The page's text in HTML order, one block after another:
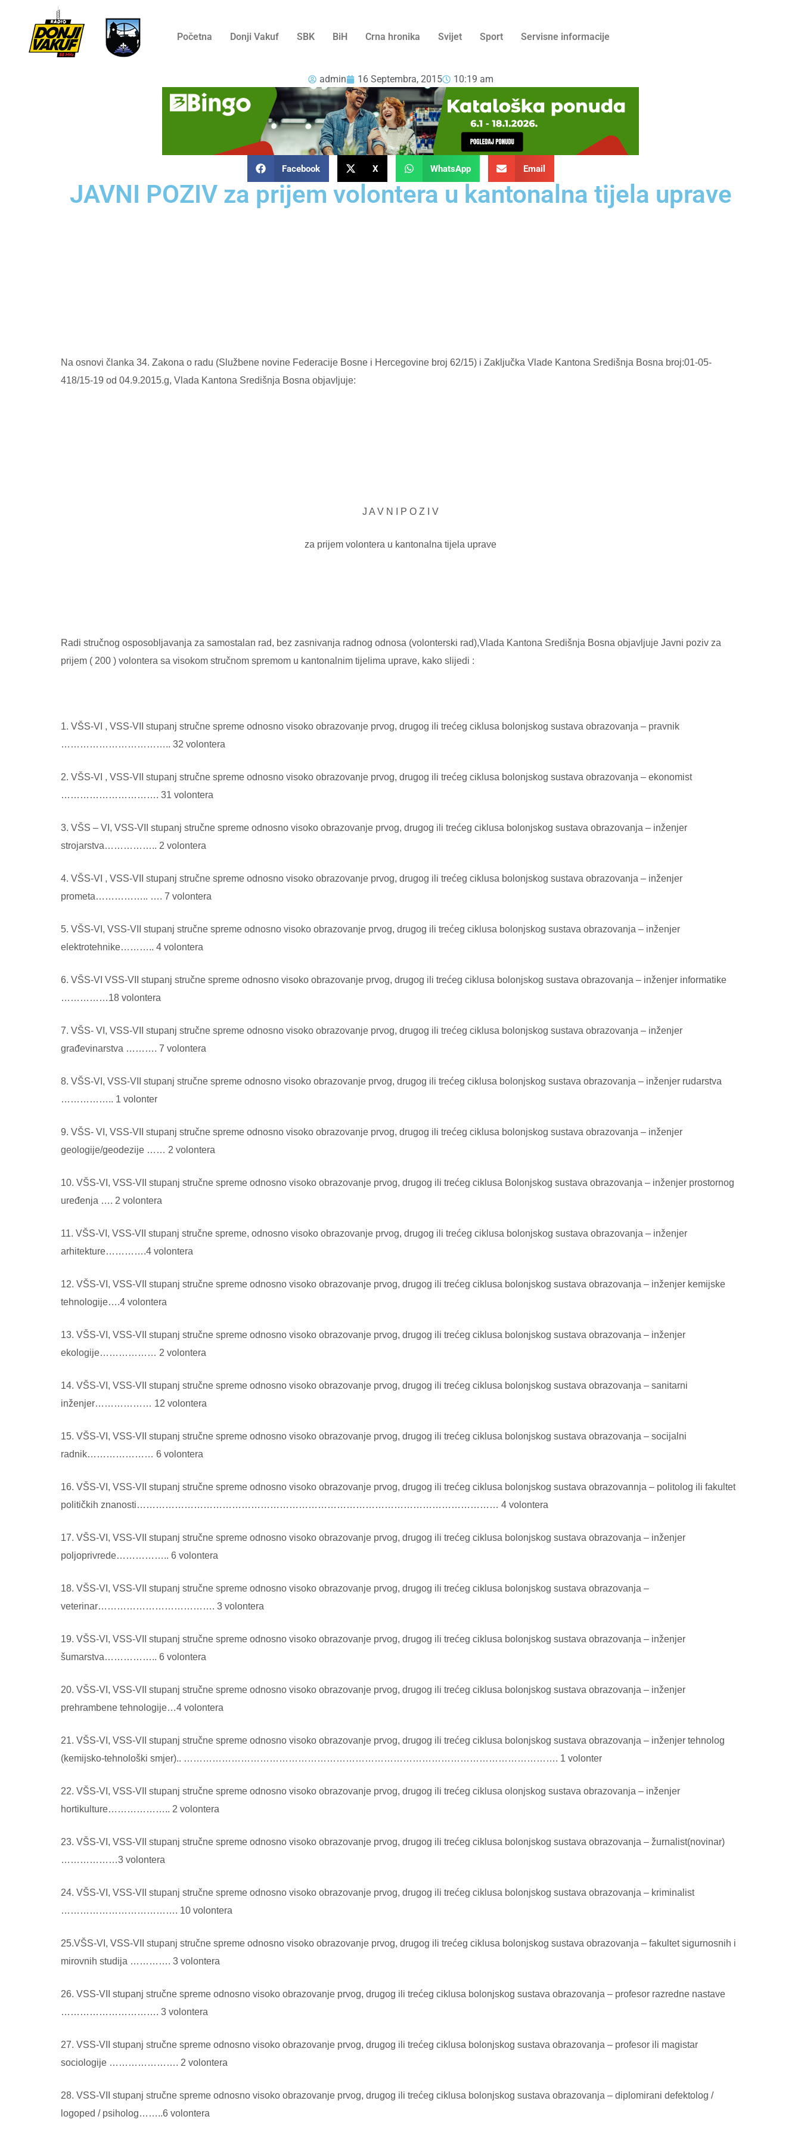
Početna Donji Vakuf SBK BiH Crna hronika Svijet Sport Servisne informacije
admin 16 Septembra, 2015 10:19 am
Facebook X WhatsApp Email
JAVNI POZIV za prijem volontera u kantonalna tijela uprave
Na osnovi članka 34. Zakona o radu (Službene novine Federacije Bosne i Hercegovine broj 62/15) i Zaključka Vlade Kantona Središnja Bosna broj:01-05-
418/15-19 od 04.9.2015.g, Vlada Kantona Središnja Bosna objavljuje:
J A V N I P O Z I V
za prijem volontera u kantonalna tijela uprave
Radi stručnog osposobljavanja za samostalan rad, bez zasnivanja radnog odnosa (volonterski rad),Vlada Kantona Središnja Bosna objavljuje Javni poziv za
prijem ( 200 ) volontera sa visokom stručnom spremom u kantonalnim tijelima uprave, kako slijedi :
1. VŠS-VI , VSS-VII stupanj stručne spreme odnosno visoko obrazovanje prvog, drugog ili trećeg ciklusa bolonjskog sustava obrazovanja – pravnik
…………………………….. 32 volontera
2. VŠS-VI , VSS-VII stupanj stručne spreme odnosno visoko obrazovanje prvog, drugog ili trećeg ciklusa bolonjskog sustava obrazovanja – ekonomist
…………………………. 31 volontera
3. VŠS – VI, VSS-VII stupanj stručne spreme odnosno visoko obrazovanje prvog, drugog ili trećeg ciklusa bolonjskog sustava obrazovanja – inženjer
strojarstva…………….. 2 volontera
4. VŠS-VI , VSS-VII stupanj stručne spreme odnosno visoko obrazovanje prvog, drugog ili trećeg ciklusa bolonjskog sustava obrazovanja – inženjer
prometa…………….. …. 7 volontera
5. VŠS-VI, VSS-VII stupanj stručne spreme odnosno visoko obrazovanje prvog, drugog ili trećeg ciklusa bolonjskog sustava obrazovanja – inženjer
elektrotehnike……….. 4 volontera
6. VŠS-VI VSS-VII stupanj stručne spreme odnosno visoko obrazovanje prvog, drugog ili trećeg ciklusa bolonjskog sustava obrazovanja – inženjer informatike
……………18 volontera
7. VŠS- VI, VSS-VII stupanj stručne spreme odnosno visoko obrazovanje prvog, drugog ili trećeg ciklusa bolonjskog sustava obrazovanja – inženjer
građevinarstva ………. 7 volontera
8. VŠS-VI, VSS-VII stupanj stručne spreme odnosno visoko obrazovanje prvog, drugog ili trećeg ciklusa bolonjskog sustava obrazovanja – inženjer rudarstva
…………….. 1 volonter
9. VŠS- VI, VSS-VII stupanj stručne spreme odnosno visoko obrazovanje prvog, drugog ili trećeg ciklusa bolonjskog sustava obrazovanja – inženjer
geologije/geodezije …… 2 volontera
10. VŠS-VI, VSS-VII stupanj stručne spreme odnosno visoko obrazovanje prvog, drugog ili trećeg ciklusa Bolonjskog sustava obrazovanja – inženjer prostornog
uređenja …. 2 volontera
11. VŠS-VI, VSS-VII stupanj stručne spreme, odnosno visoko obrazovanje prvog, drugog ili trećeg ciklusa bolonjskog sustava obrazovanja – inženjer
arhitekture………….4 volontera
12. VŠS-VI, VSS-VII stupanj stručne spreme odnosno visoko obrazovanje prvog, drugog ili trećeg ciklusa bolonjskog sustava obrazovanja – inženjer kemijske
tehnologije….4 volontera
13. VŠS-VI, VSS-VII stupanj stručne spreme odnosno visoko obrazovanje prvog, drugog ili trećeg ciklusa bolonjskog sustava obrazovanja – inženjer
ekologije……………… 2 volontera
14. VŠS-VI, VSS-VII stupanj stručne spreme odnosno visoko obrazovanje prvog, drugog ili trećeg ciklusa bolonjskog sustava obrazovanja – sanitarni
inženjer……………… 12 volontera
15. VŠS-VI, VSS-VII stupanj stručne spreme odnosno visoko obrazovanje prvog, drugog ili trećeg ciklusa bolonjskog sustava obrazovanja – socijalni
radnik………………… 6 volontera
16. VŠS-VI, VSS-VII stupanj stručne spreme odnosno visoko obrazovanje prvog, drugog ili trećeg ciklusa bolonjskog sustava obrazovannja – politolog ili fakultet
političkih znanosti…………………………………………………………………………………………………… 4 volontera
17. VŠS-VI, VSS-VII stupanj stručne spreme odnosno visoko obrazovanje prvog, drugog ili trećeg ciklusa bolonjskog sustava obrazovanja – inženjer
poljoprivrede…………….. 6 volontera
18. VŠS-VI, VSS-VII stupanj stručne spreme odnosno visoko obrazovanje prvog, drugog ili trećeg ciklusa bolonjskog sustava obrazovanja –
veterinar………………………………. 3 volontera
19. VŠS-VI, VSS-VII stupanj stručne spreme odnosno visoko obrazovanje prvog, drugog ili trećeg ciklusa bolonjskog sustava obrazovanja – inženjer
šumarstva…………….. 6 volontera
20. VŠS-VI, VSS-VII stupanj stručne spreme odnosno visoko obrazovanje prvog, drugog ili trećeg ciklusa bolonjskog sustava obrazovanja – inženjer
prehrambene tehnologije…4 volontera
21. VŠS-VI, VSS-VII stupanj stručne spreme odnosno visoko obrazovanje prvog, drugog ili trećeg ciklusa bolonjskog sustava obrazovanja – inženjer tehnolog
(kemijsko-tehnološki smjer).. ………………………………………………………………………………………………………. 1 volonter
22. VŠS-VI, VSS-VII stupanj stručne spreme odnosno visoko obrazovanje prvog, drugog ili trećeg ciklusa olonjskog sustava obrazovanja – inženjer
hortikulture……………….. 2 volontera
23. VŠS-VI, VSS-VII stupanj stručne spreme odnosno visoko obrazovanje prvog, drugog ili trećeg ciklusa bolonjskog sustava obrazovanja – žurnalist(novinar)
………………3 volontera
24. VŠS-VI, VSS-VII stupanj stručne spreme odnosno visoko obrazovanje prvog, drugog ili trećeg ciklusa bolonjskog sustava obrazovanja – kriminalist
………………………………. 10 volontera
25.VŠS-VI, VSS-VII stupanj stručne spreme odnosno visoko obrazovanje prvog, drugog ili trećeg ciklusa bolonjskog sustava obrazovanja – fakultet sigurnosnih i
mirovnih studija …………. 3 volontera
26. VSS-VII stupanj stručne spreme odnosno visoko obrazovanje prvog, drugog ili trećeg ciklusa bolonjskog sustava obrazovanja – profesor razredne nastave
…………………………. 3 volontera
27. VSS-VII stupanj stručne spreme odnosno visoko obrazovanje prvog, drugog ili trećeg ciklusa bolonjskog sustava obrazovanja – profesor ili magistar
sociologije …………………. 2 volontera
28. VSS-VII stupanj stručne spreme odnosno visoko obrazovanje prvog, drugog ili trećeg ciklusa bolonjskog sustava obrazovanja – diplomirani defektolog /
logoped / psiholog……..6 volontera